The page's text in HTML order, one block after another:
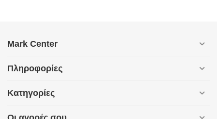
Mark Center
Πληροφορίες
Κατηγορίες